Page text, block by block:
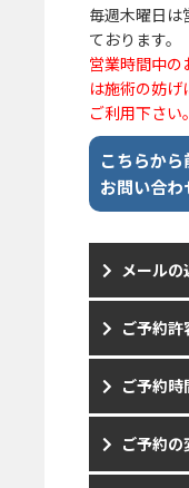
毎週木曜日は
ております。
営業時間中の
は施術の妨
ご利用下さい。
こちらか
お問い合
メール
ご予約
ご予約
ご予約